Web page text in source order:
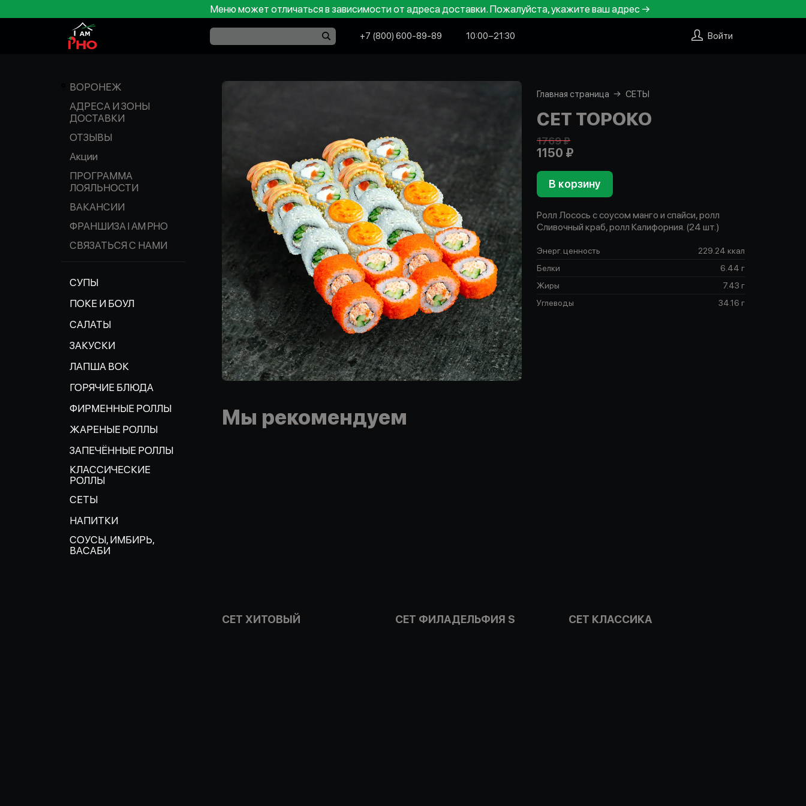
Меню может отличаться в зависимости от адреса доставки. Пожалуйста, укажите ваш адрес →
+7 (800) 600-89-89 10:00−21:30 Войти
ВОРОНЕЖ
АДРЕСА И ЗОНЫ
ДОСТАВКИ
ОТЗЫВЫ
Акции
ПРОГРАММА
ЛОЯЛЬНОСТИ
ВАКАНСИИ
ФРАНШИЗА I AM PHO
СВЯЗАТЬСЯ С НАМИ
СУПЫ
ПОКЕ И БОУЛ
САЛАТЫ
ЗАКУСКИ
ЛАПША ВОК
ГОРЯЧИЕ БЛЮДА
ФИРМЕННЫЕ РОЛЛЫ
ЖАРЕНЫЕ РОЛЛЫ
ЗАПЕЧЁННЫЕ РОЛЛЫ
КЛАССИЧЕСКИЕ
РОЛЛЫ
СЕТЫ
НАПИТКИ
СОУСЫ, ИМБИРЬ,
ВАСАБИ
Главная страница СЕТЫ
СЕТ ТОРОКО
1769 ₽
1150 ₽
В корзину
Ролл Лосось с соусом манго и спайси, ролл
Сливочный краб, ролл Калифорния. (24 шт.)
Энерг. ценность
229.24 ккал
Белки
6.44 г
Жиры
7.43 г
Углеводы
34.16 г
Мы рекомендуем
СЕТ ХИТОВЫЙ СЕТ ФИЛАДЕЛЬФИЯ S СЕТ КЛАССИКА